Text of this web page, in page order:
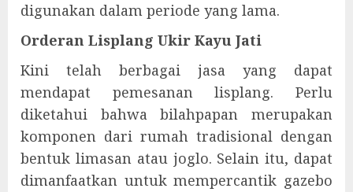
digunakan dalam periode yang lama.
Orderan Lisplang Ukir Kayu Jati
Kini telah berbagai jasa yang dapat
mendapat pemesanan lisplang. Perlu
diketahui bahwa bilahpapan merupakan
komponen dari rumah tradisional dengan
bentuk limasan atau joglo. Selain itu, dapat
dimanfaatkan untuk mempercantik gazebo